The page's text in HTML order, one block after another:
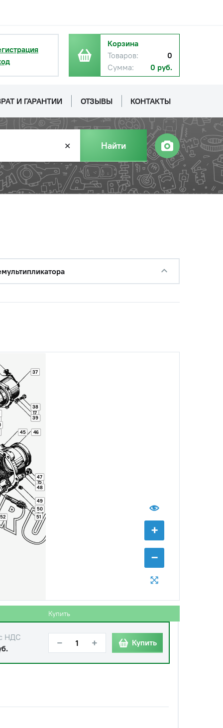
Корзина
Товаров:
0
Сумма:
0 руб.
И ГАРАНТИИ ОТЗЫВЫ КОНТАКТЫ
✕ Найти
+
−
15
17
37
38
39
45 46
47
48
49
50
51
52
Купить
НДС
− + Купить